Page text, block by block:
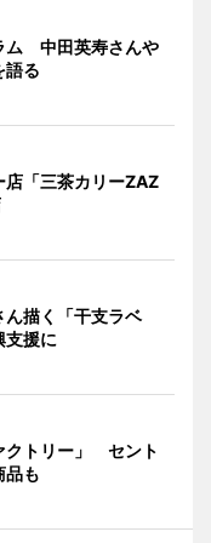
ム 中田英寿さんや
語る
店「三茶カリーZAZ
描く「干支ラベ
援に
クトリー」 セント
品も